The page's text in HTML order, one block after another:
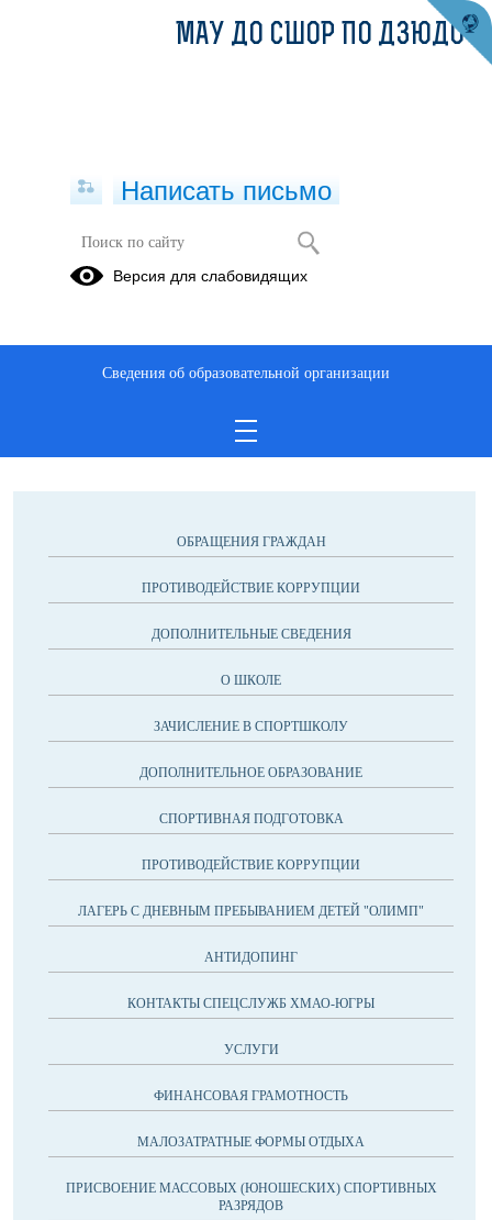
О ШКОЛЕ
ОБРАЩЕНИЯ ГРАЖДАН
ПРОТИВОДЕЙСТВИЕ КОРРУПЦИИ
ДОПОЛНИТЕЛЬНЫЕ СВЕДЕНИЯ
О ШКОЛЕ
ЗАЧИСЛЕНИЕ В СПОРТШКОЛУ
ДОПОЛНИТЕЛЬНОЕ ОБРАЗОВАНИЕ
СПОРТИВНАЯ ПОДГОТОВКА
ПРОТИВОДЕЙСТВИЕ КОРРУПЦИИ
ЛАГЕРЬ С ДНЕВНЫМ ПРЕБЫВАНИЕМ ДЕТЕЙ "ОЛИМП"
АНТИДОПИНГ
КОНТАКТЫ СПЕЦСЛУЖБ ХМАО-ЮГРЫ
УСЛУГИ
ФИНАНСОВАЯ ГРАМОТНОСТЬ
МАЛОЗАТРАТНЫЕ ФОРМЫ ОТДЫХА
ПРИСВОЕНИЕ МАССОВЫХ (ЮНОШЕСКИХ) СПОРТИВНЫХ
РАЗРЯДОВ
МАУ ДО СШОР ПО ДЗЮДО
Написать письмо
Версия для слабовидящих
Сведения об образовательной организации